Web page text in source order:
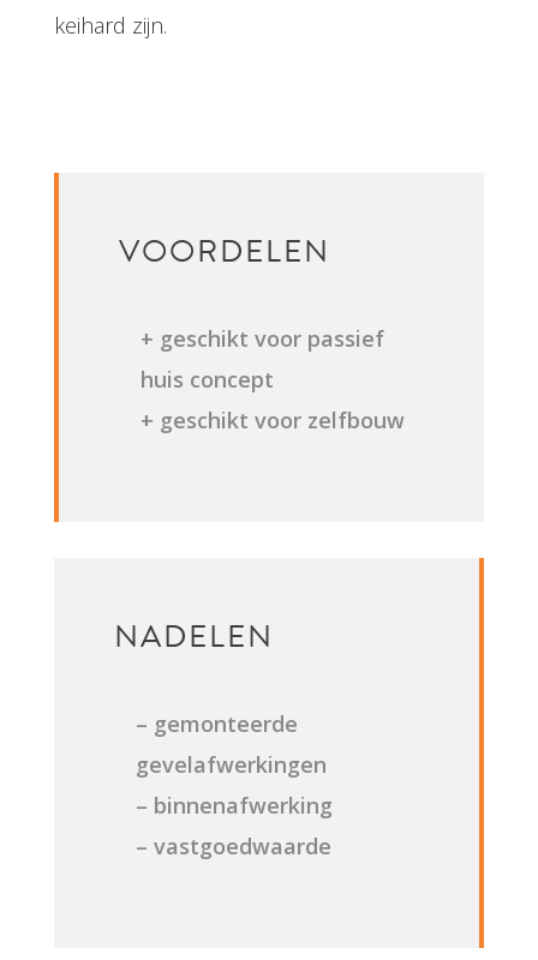
keihard zijn.
VOORDELEN
+ geschikt voor passief
huis concept
+ geschikt voor zelfbouw
NADELEN
– gemonteerde
gevelafwerkingen
– binnenafwerking
– vastgoedwaarde